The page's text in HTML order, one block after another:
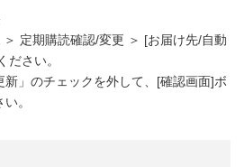
定期購読確認/変更 ＞ [お届け先/自動
ださい。
新」のチェックを外して、[確認画面]ボ
。